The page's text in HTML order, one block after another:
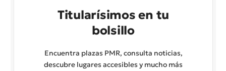
Titularísimos en tu
bolsillo
Encuentra plazas PMR, consulta noticias,
descubre lugares accesibles y mucho más